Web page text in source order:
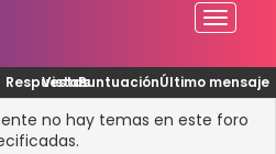
Respuestas
VistasPuntuaciónÚltimo mensaje
no hay temas en este foro